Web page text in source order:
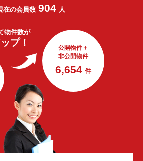
在の会員数 904 人
物件数が
プ！
公開物件＋
非公開物件
6,654 件